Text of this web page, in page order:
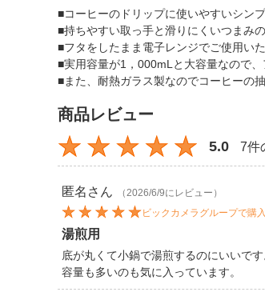
■コーヒーのドリップに使いやすいシン
■持ちやすい取っ手と滑りにくいつまみの
■フタをしたまま電子レンジでご使用いた
■実用容量が1，000mLと大容量なので
■また、耐熱ガラス製なのでコーヒーの
商品レビュー
5.0 7件
匿名 さん
（2026/6/9にレビュー）
ビックカメラグループで購入
湯煎用
底が丸くて小鍋で湯煎するのにいいです
容量も多いのも気に入っています。